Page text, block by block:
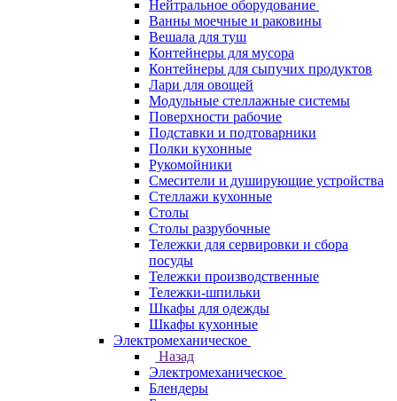
Нейтральное оборудование
Ванны моечные и раковины
Вешала для туш
Контейнеры для мусора
Контейнеры для сыпучих продуктов
Лари для овощей
Модульные стеллажные системы
Поверхности рабочие
Подставки и подтоварники
Полки кухонные
Рукомойники
Смесители и душирующие устройства
Стеллажи кухонные
Столы
Столы разрубочные
Тележки для сервировки и сбора
посуды
Тележки производственные
Тележки-шпильки
Шкафы для одежды
Шкафы кухонные
Электромеханическое
Назад
Электромеханическое
Блендеры